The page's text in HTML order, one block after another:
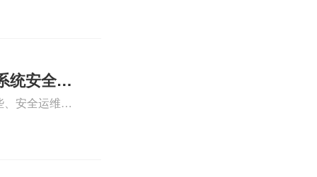
统安全运
安全运维服
服务资质认